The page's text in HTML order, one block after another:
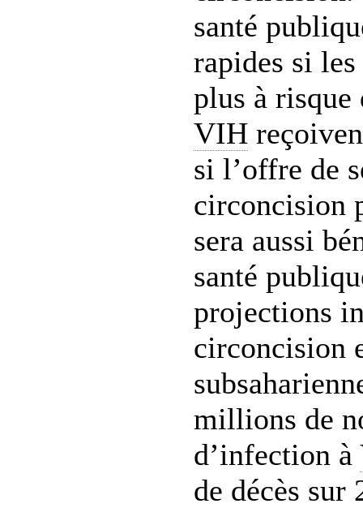
santé
rapides si les
plus à risque
VIH
si l’offre de
circoncision
sera aussi
santé
projections
circoncision
millions de
d’infection à
de décès sur